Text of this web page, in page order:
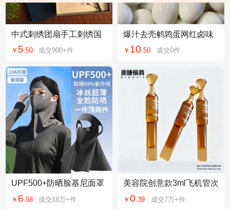
中式刺绣团扇手工刺绣国
刺绣扇子古风团扇
￥ 5.50 成交900+件
爆汁去壳鹌鹑蛋网红卤味
搭档儿童零食散装
￥ 10.50 成交0件
UPF500+防晒脸基尼面罩
0A抗菌玻尿酸口罩
￥ 6 58 成交18万+件
美容院创意款3ml飞机管次
次抛瓶厂家定制
￥0 .39 成交7万+件